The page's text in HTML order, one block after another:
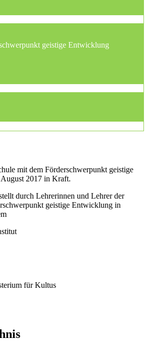
geistige Entwicklung
mit dem Förderschwerpunkt geistige
2017 in Kraft.
durch Lehrerinnen und Lehrer der
geistige Entwicklung in
für Kultus